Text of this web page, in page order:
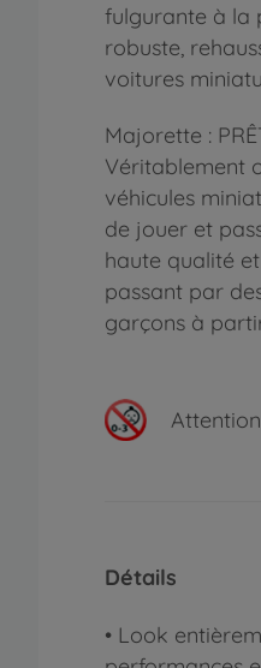
fulgurante à la
robuste,
voitures
Majorette :
Véritablement
véhicules
de jouer et
haute qualité
passant par
garçons à
Détails
• Look